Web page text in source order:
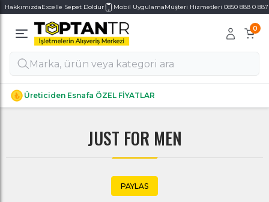
HakkımızdaExcelle Sepet Doldur Mobil UygulamaMüşteri Hizmetleri 0850 888 0 887
0
Üreticiden Esnafa ÖZEL FİYATLAR
Alt Kategoriler
Alt Kategoriler
JUST FOR MEN
PAYLAS